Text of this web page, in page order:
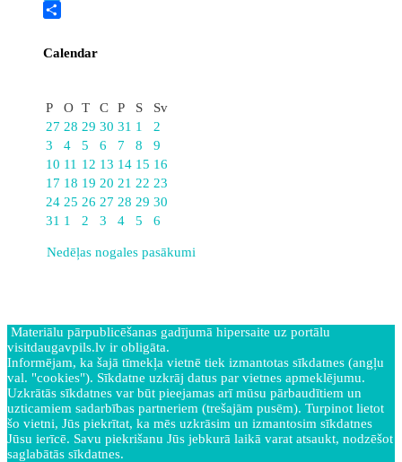
Twitter
Calendar
P
O T C P S
Sv
27 28 29 30 31 1
2
3
4 5 6 7 8
9
10 11 12 13 14 15 16
17 18 19 20 21 22 23
24 25 26 27 28 29 30
31 1 2 3 4 5 6
Nedēļas nogales pasākumi
Materiālu pārpublicēšanas gadījumā hipersaite uz portālu
visitdaugavpils.lv ir obligāta.
Informējam, ka šajā tīmekļa vietnē tiek izmantotas sīkdatnes (angļu
val. "cookies"). Sīkdatne uzkrāj datus par vietnes apmeklējumu.
Uzkrātās sīkdatnes var būt pieejamas arī mūsu pārbaudītiem un
uzticamiem sadarbības partneriem (trešajām pusēm). Turpinot lietot
šo vietni, Jūs piekrītat, ka mēs uzkrāsim un izmantosim sīkdatnes
Jūsu ierīcē. Savu piekrišanu Jūs jebkurā laikā varat atsaukt, nodzēšot
saglabātās sīkdatnes.